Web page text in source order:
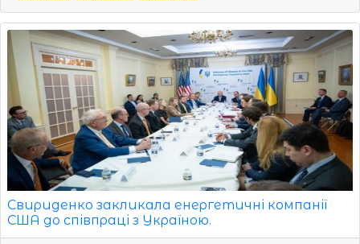
Свириденко закликала енергетичні компанії
США до співпраці з Україною.